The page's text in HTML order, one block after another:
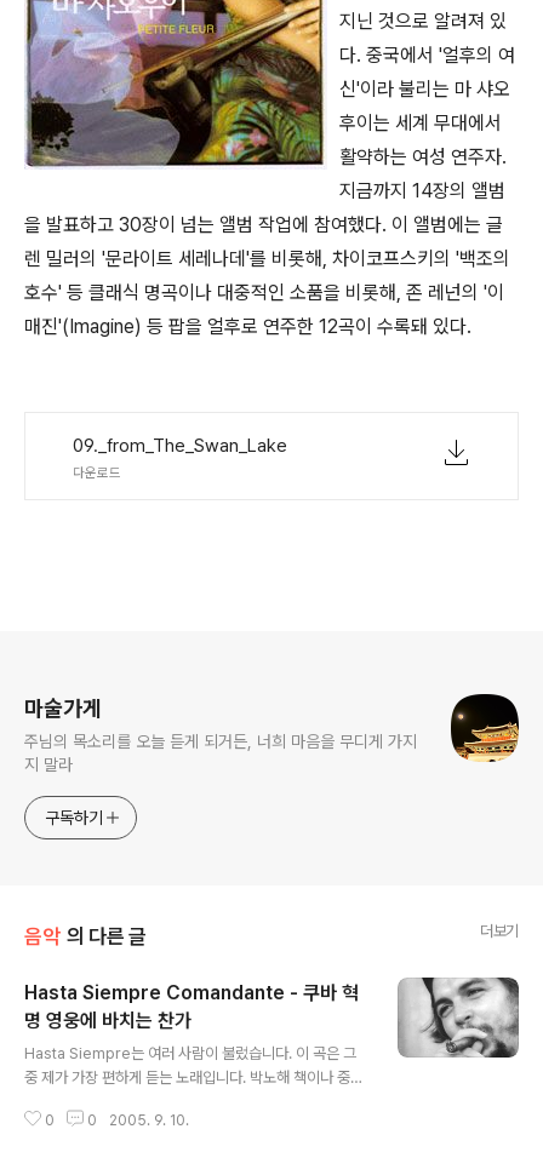
지닌 것으로 알려져 있
다. 중국에서 '얼후의 여
신'이라 불리는 마 샤오
후이는 세계 무대에서
활약하는 여성 연주자.
지금까지 14장의 앨범
을 발표하고 30장이 넘는 앨범 작업에 참여했다. 이 앨범에는 글
렌 밀러의 '문라이트 세레나데'를 비롯해, 차이코프스키의 '백조의
호수' 등 클래식 명곡이나 대중적인 소품을 비롯해, 존 레넌의 '이
매진'(Imagine) 등 팝을 얼후로 연주한 12곡이 수록돼 있다.
09._from_The_Swan_Lake
다운로드
마술가게
주님의 목소리를 오늘 듣게 되거든, 너희 마음을 무디게 가지
지 말라
구독하기
음악 의 다른 글 더보기
Hasta Siempre Comandante - 쿠바 혁
명 영웅에 바치는 찬가
Hasta Siempre는 여러 사람이 불렀습니다. 이 곡은 그
중 제가 가장 편하게 듣는 노래입니다. 박노해 책이나 중국
이라고 잡혀간 게 엊그제 같은데 체 게바라의 얼굴이 선명
0 0 2005. 9. 10.